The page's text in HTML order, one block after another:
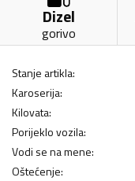
Dizel
gorivo
Stanje artikla:
Karoserija:
Kilovata:
Porijeklo vozila:
Vodi se na mene:
Oštećenje: